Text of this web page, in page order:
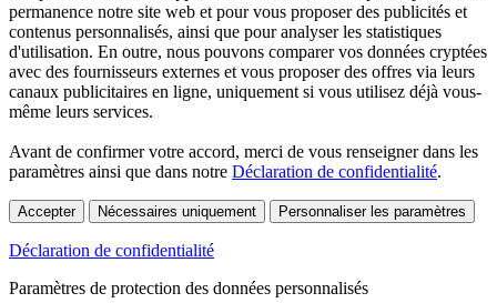
permanence notre site web et pour vous proposer des publicités et
contenus personnalisés, ainsi que pour analyser les statistiques
d'utilisation. En outre, nous pouvons comparer vos données cryptées
avec des fournisseurs externes et vous proposer des offres via leurs
canaux publicitaires en ligne, uniquement si vous utilisez déjà vous-
même leurs services.
Avant de confirmer votre accord, merci de vous renseigner dans les
paramètres ainsi que dans notre Déclaration de confidentialité.
Accepter Nécessaires uniquement Personnaliser les paramètres
Déclaration de confidentialité
Paramètres de protection des données personnalisés